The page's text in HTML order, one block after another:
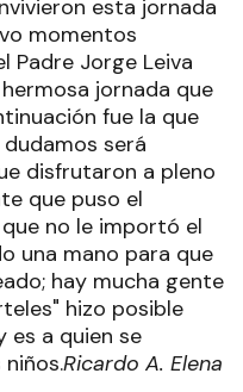
esta jornada
momentos
Padre Jorge Leiva
jornada que
fue la que
será
disfrutaron a pleno
que puso el
no le importó el
una mano para que
hay mucha gente
hizo posible
es a quien se
Ricardo A. Elena